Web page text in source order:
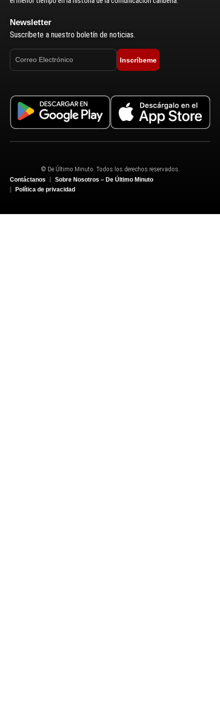
Newsletter
Suscríbete a nuestro boletín de noticias.
Inscríbeme
© De Último Minuto. Todos los derechos reservados.
Contáctanos
Sobre Nosotros – De Último Minuto
Política de privacidad